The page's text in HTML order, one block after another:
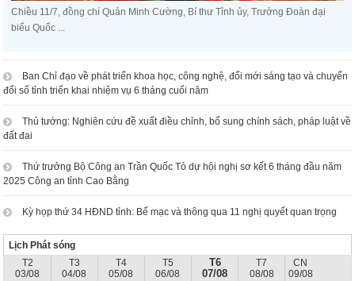
Chiều 11/7, đồng chí Quản Minh Cường, Bí thư Tỉnh ủy, Trưởng Đoàn đại
biểu Quốc ...
Ban Chỉ đạo về phát triển khoa học, công nghệ, đổi mới sáng tạo và chuyển
đổi số tỉnh triển khai nhiệm vụ 6 tháng cuối năm
Thủ tướng: Nghiên cứu đề xuất điều chỉnh, bổ sung chính sách, pháp luật về
đất đai
Thứ trưởng Bộ Công an Trần Quốc Tỏ dự hội nghị sơ kết 6 tháng đầu năm
2025 Công an tỉnh Cao Bằng
Kỳ họp thứ 34 HĐND tỉnh: Bế mạc và thông qua 11 nghị quyết quan trọng
Lịch Phát sóng
T2
03/08
T3
04/08
T4
05/08
T5
06/08
T6
07/08
T7
08/08
CN
09/08